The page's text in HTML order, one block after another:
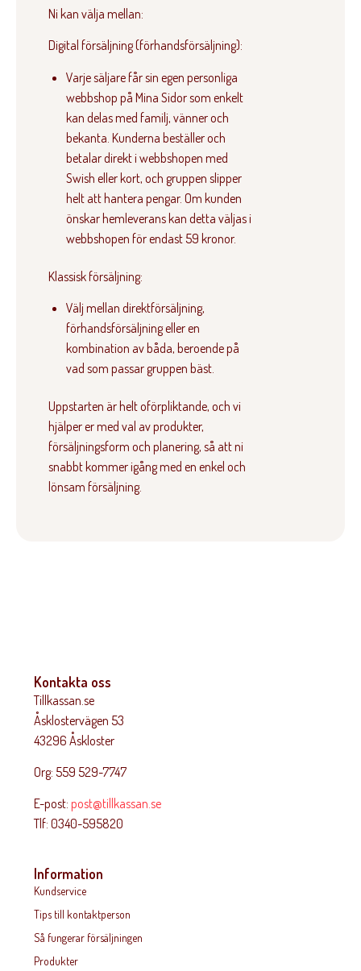
Ni kan välja mellan:
Digital försäljning (förhandsförsäljning):
Varje säljare får sin egen personliga
webbshop på Mina Sidor som enkelt
kan delas med familj, vänner och
bekanta. Kunderna beställer och
betalar direkt i webbshopen med
Swish eller kort, och gruppen slipper
helt att hantera pengar. Om kunden
önskar hemleverans kan detta väljas i
webbshopen för endast 59 kronor.
Klassisk försäljning:
Välj mellan direktförsäljning,
förhandsförsäljning eller en
kombination av båda, beroende på
vad som passar gruppen bäst.
Uppstarten är helt oförpliktande, och vi
hjälper er med val av produkter,
försäljningsform och planering, så att ni
snabbt kommer igång med en enkel och
lönsam försäljning.
Kontakta oss
Tillkassan.se
Åsklostervägen 53
43296 Åskloster
Org: 559 529-7747
E-post: post@tillkassan.se
Tlf: 0340-595820
Information
Kundservice
Tips till kontaktperson
Så fungerar försäljningen
Produkter